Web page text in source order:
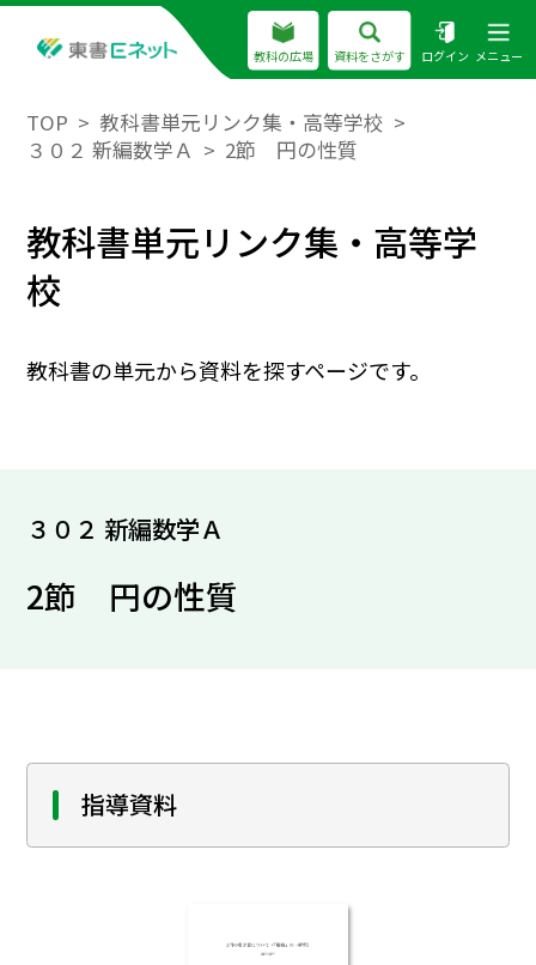
教科の広場 資料をさがす ログイン メニュー
TOP
教科書単元リンク集・高等学校
３０２ 新編数学Ａ
2節 円の性質
教科書単元リンク集・高等学
校
教科書の単元から資料を探すページです。
３０２ 新編数学Ａ
2節 円の性質
指導資料